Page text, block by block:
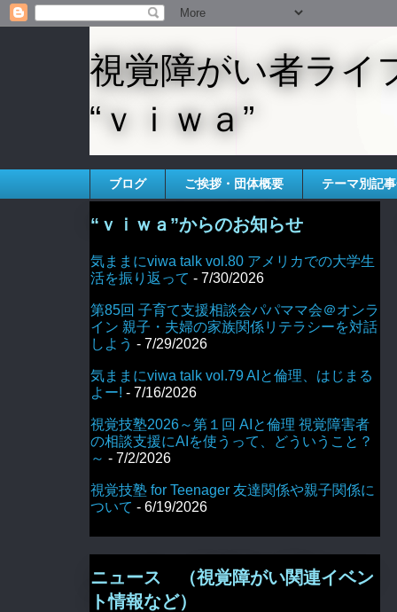
視覚障がい者ライ
“ｖｉｗａ”
ブログ ご挨拶・団体概要 テーマ別記
“ｖｉｗａ”からのお知らせ
気ままにviwa talk vol.80 アメリカでの大学生
活を振り返って - 7/30/2026
第85回 子育て支援相談会パパママ会＠オンラ
イン 親子・夫婦の家族関係リテラシーを対話
しよう - 7/29/2026
気ままにviwa talk vol.79 AIと倫理、はじまる
よー! - 7/16/2026
視覚技塾2026～第１回 AIと倫理 視覚障害者
の相談支援にAIを使うって、どういうこと？
～ - 7/2/2026
視覚技塾 for Teenager 友達関係や親子関係に
ついて - 6/19/2026
ニュース （視覚障がい関連イベン
ト情報など）